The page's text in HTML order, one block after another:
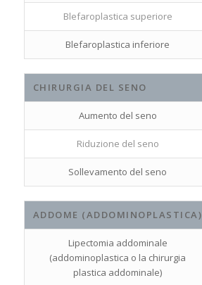
Blefaroplastica superiore
Blefaroplastica inferiore
CHIRURGIA DEL SENO
Aumento del seno
Riduzione del seno
Sollevamento del seno
ADDOME (ADDOMINOPLASTICA)
Lipectomia addominale
(addominoplastica o la chirurgia
plastica addominale)